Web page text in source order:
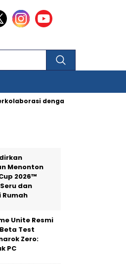
dengan IAS, Berbagai Fitur
Menonton
2026™
dan
Unite Resmi
Test
Zero:
PC